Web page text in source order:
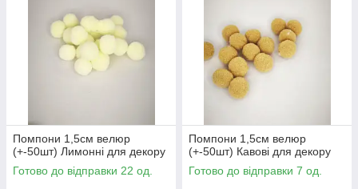
Помпони 1,5см велюр
(+-50шт) Лимонні для декору
Готово до відправки 22 од.
Помпони 1,5см велюр
(+-50шт) Кавові для декору
Готово до відправки 7 од.